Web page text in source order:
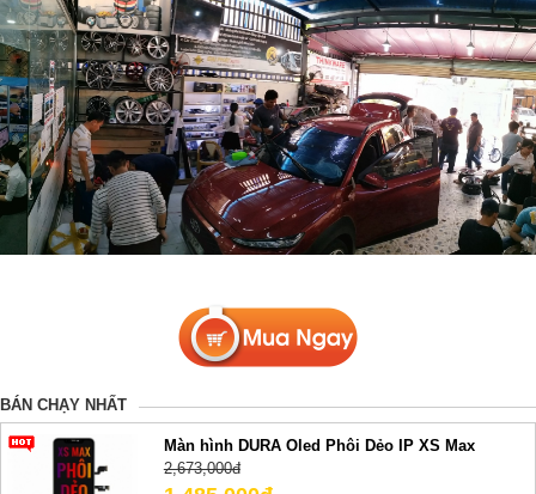
BÁN CHẠY NHẤT
Màn hình DURA Oled Phôi Dẻo IP XS Max
2,673,000đ